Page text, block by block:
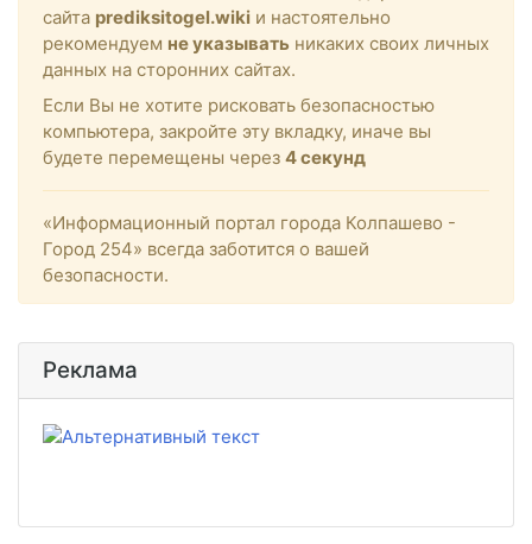
сайта prediksitogel.wiki и настоятельно
рекомендуем не указывать никаких своих личных
данных на сторонних сайтах.
Если Вы не хотите рисковать безопасностью
компьютера, закройте эту вкладку, иначе вы
будете перемещены через 4секунд
«Информационный портал города Колпашево -
Город 254» всегда заботится о вашей
безопасности.
Реклама